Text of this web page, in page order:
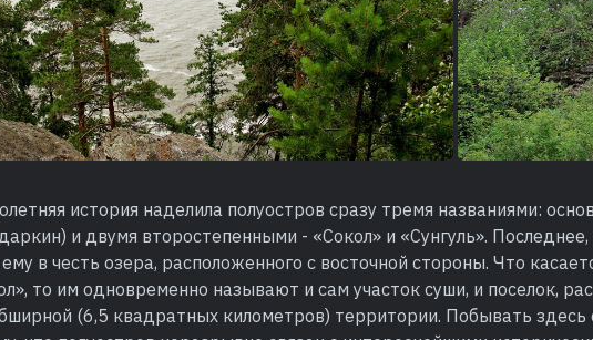
история наделила полуостров сразу тремя названиями:
и двумя второстепенными - «Сокол» и «Сунгуль».
в честь озера, расположенного с восточной стороны. Что
то им одновременно называют и сам участок суши, и поселок,
(6,5 квадратных километров) территории. Побывать здесь